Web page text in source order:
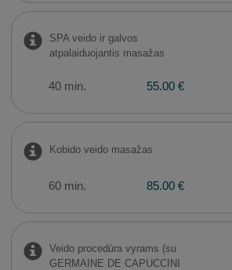
SPA veido ir galvos
atpalaiduojantis masažas
40 min. 55.00 €
Kobido veido masažas
60 min. 85.00 €
Veido procedūra vyrams (su
GERMAINE DE CAPUCCINI